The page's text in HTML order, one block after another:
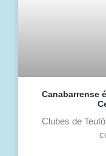
Canabarrense
Clubes de